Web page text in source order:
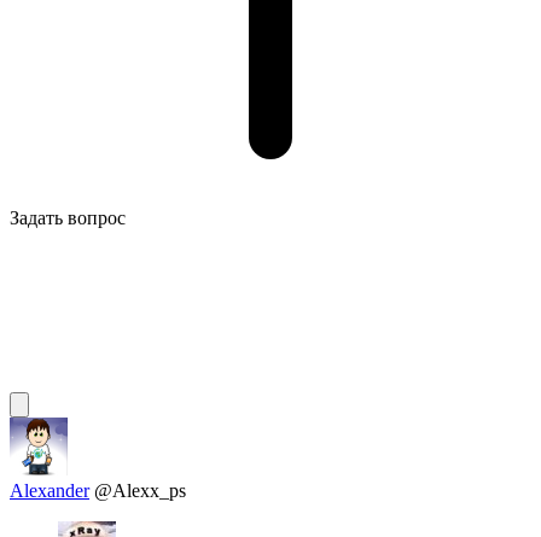
Задать вопрос
Alexander @Alexx_ps